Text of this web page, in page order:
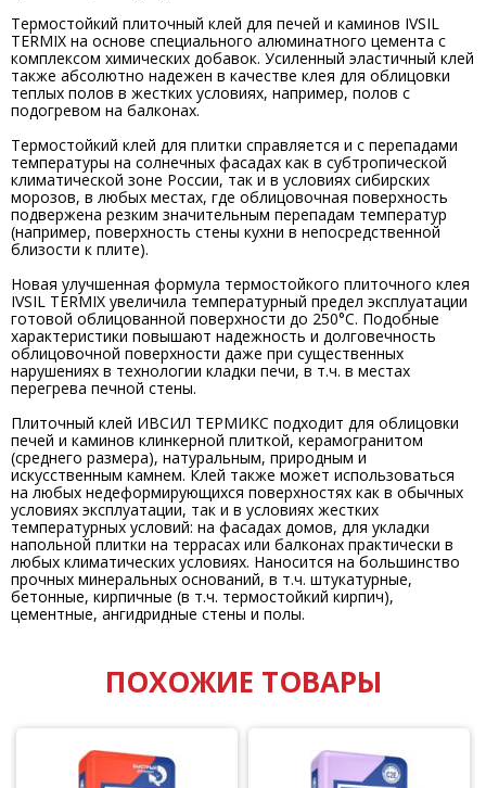
Термостойкий плиточный клей для печей и каминов IVSIL
TERMIX на основе специального алюминатного цемента с
комплексом химических добавок. Усиленный эластичный клей
также абсолютно надежен в качестве клея для облицовки
теплых полов в жестких условиях, например, полов с
подогревом на балконах.
Термостойкий клей для плитки справляется и с перепадами
температуры на солнечных фасадах как в субтропической
климатической зоне России, так и в условиях сибирских
морозов, в любых местах, где облицовочная поверхность
подвержена резким значительным перепадам температур
(например, поверхность стены кухни в непосредственной
близости к плите).
Новая улучшенная формула термостойкого плиточного клея
IVSIL TERMIX увеличила температурный предел эксплуатации
готовой облицованной поверхности до 250°С. Подобные
характеристики повышают надежность и долговечность
облицовочной поверхности даже при существенных
нарушениях в технологии кладки печи, в т.ч. в местах
перегрева печной стены.
Плиточный клей ИВСИЛ ТЕРМИКС подходит для облицовки
печей и каминов клинкерной плиткой, керамогранитом
(среднего размера), натуральным, природным и
искусственным камнем. Клей также может использоваться
на любых недеформирующихся поверхностях как в обычных
условиях эксплуатации, так и в условиях жестких
температурных условий: на фасадах домов, для укладки
напольной плитки на террасах или балконах практически в
любых климатических условиях. Наносится на большинство
прочных минеральных оснований, в т.ч. штукатурные,
бетонные, кирпичные (в т.ч. термостойкий кирпич),
цементные, ангидридные стены и полы.
ПОХОЖИЕ ТОВАРЫ